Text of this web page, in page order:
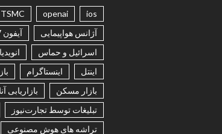
ios
openai
TSMC
آژانس هواپیمایی
آیفون 17
اسرائیل و حماس
انویدیا
اینتل
اینستاگرام
بازار مسکن
بازاریابی
تبلیغات توسط تجارت‌نیوز
تراشه های هوش مصنوعی